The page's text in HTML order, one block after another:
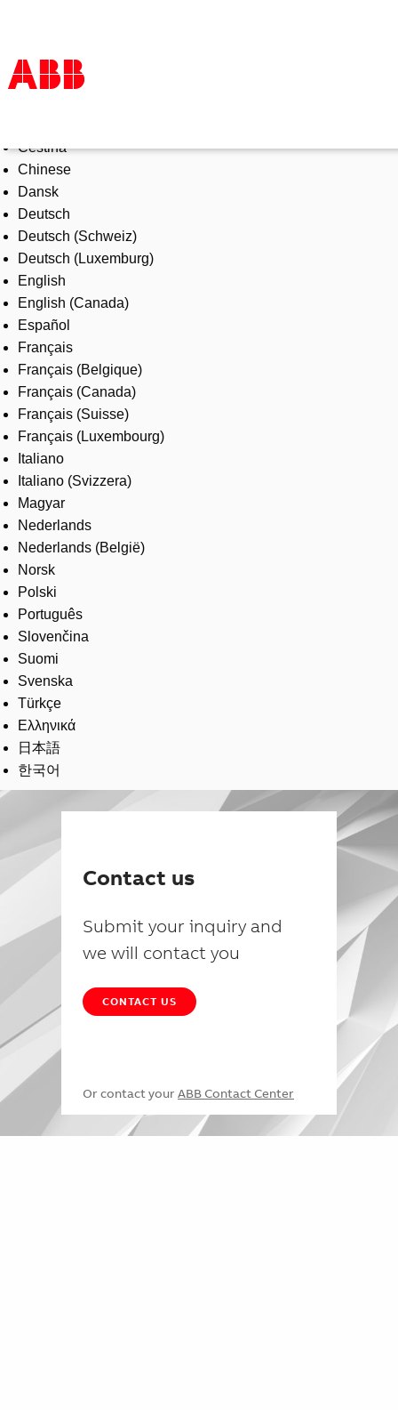
Products & Solutions
Industries
Services
About us
Where to buy
Contact us
Careers
Čeština
Chinese
Dansk
Deutsch
Deutsch (Schweiz)
Deutsch (Luxemburg)
English
English (Canada)
Español
Français
Français (Belgique)
Français (Canada)
Français (Suisse)
Français (Luxembourg)
Italiano
Italiano (Svizzera)
Magyar
Nederlands
Nederlands (België)
Norsk
Polski
Português
Slovenčina
Suomi
Svenska
Türkçe
Ελληνικά
日本語
한국어
Contact us
Submit your inquiry and
we will contact you
CONTACT US
Or contact your ABB Contact Center